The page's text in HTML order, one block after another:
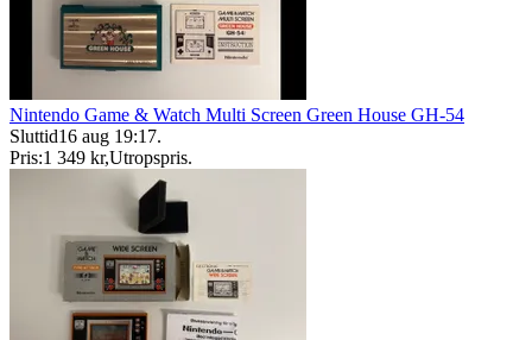
Nintendo Game & Watch Multi Screen Green House GH-54
Sluttid16 aug 19:17.
Pris:1 349 kr,Utropspris.